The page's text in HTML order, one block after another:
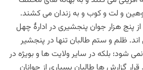
و لت و کوب و به زندان می کشند.
پنج هزار جوان پنجشیری در ادارۀ چهل
اند. ظلم و ستم طالبان تنها در پنجشیر
شود؛ بلکه در سایر ولایت ها و بویژه در